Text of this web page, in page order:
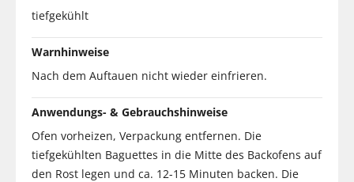
tiefgekühlt
Warnhinweise
Nach dem Auftauen nicht wieder einfrieren.
Anwendungs- & Gebrauchshinweise
Ofen vorheizen, Verpackung entfernen. Die
tiefgekühlten Baguettes in die Mitte des Backofens auf
den Rost legen und ca. 12-15 Minuten backen. Die